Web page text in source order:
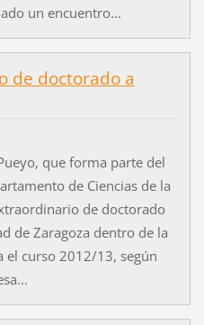
un encuentro...
de doctorado a
que forma parte del
de Ciencias de la
de doctorado
de Zaragoza dentro de la
el curso 2012/13, según